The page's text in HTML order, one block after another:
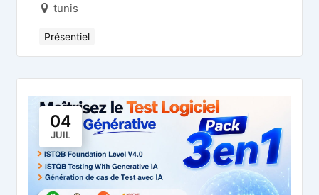
tunis
Présentiel
04
JUIL